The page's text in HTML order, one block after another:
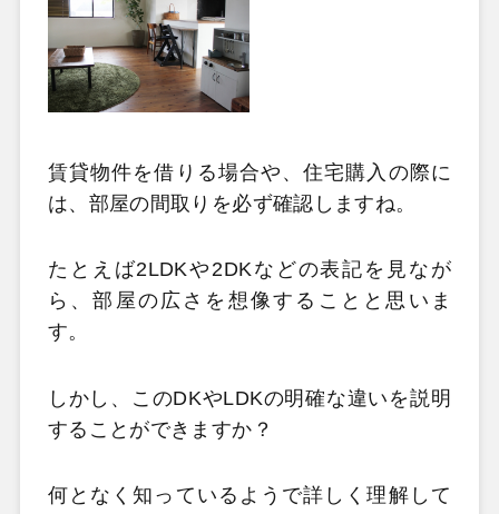
賃貸物件を借りる場合や、住宅購入の際に
は、部屋の間取りを必ず確認しますね。
たとえば2LDKや2DKなどの表記を見なが
ら、部屋の広さを想像することと思いま
す。
しかし、このDKやLDKの明確な違いを説明
することができますか？
何となく知っているようで詳しく理解して